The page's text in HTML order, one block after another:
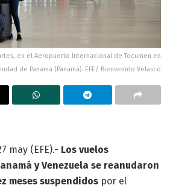
en el Aeropuerto Internacional de Tocumen en
de Panamá (Panamá). EFE/ Bienvenido Velasco
may (EFE).- Los vuelos
y Venezuela se reanudaron
meses suspendidos por el